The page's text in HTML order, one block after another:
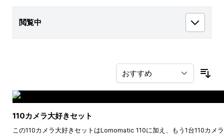
閲覧中
110カメラ大好きセット
この110カメラ大好きセットはLomomatic 110に加え、もう1台110カメ